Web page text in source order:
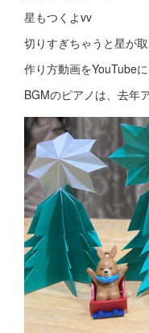
星もつくよvv
切りすぎちゃうと星が
作り方動画をYouTube
BGMのピアノは、去年